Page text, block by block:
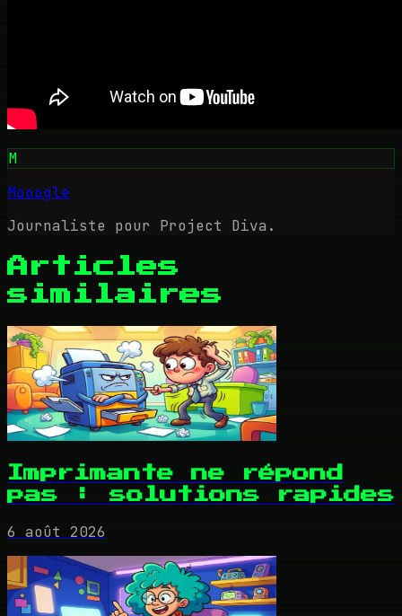
M
Mooogle
Journaliste pour Project Diva.
Articles
similaires
Imprimante ne répond
pas : solutions rapides
6 août 2026